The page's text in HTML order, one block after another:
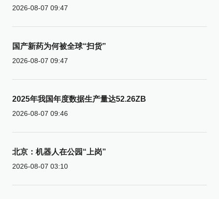
2026-08-07 09:47
国产新药为何被全球“扫货”
2026-08-07 09:47
2025年我国年度数据生产量达52.26ZB
2026-08-07 09:46
北京：机器人在公园“上岗”
2026-08-07 03:10